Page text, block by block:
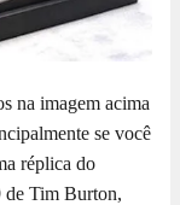
na imagem acima
se você
réplica do
de Tim Burton,